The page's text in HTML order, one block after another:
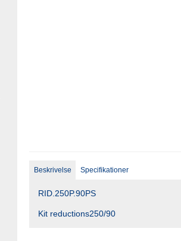
Beskrivelse Specifikationer
RID.250P.90PS
Kit reductions250/90